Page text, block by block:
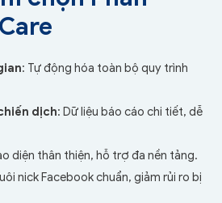
: Tự động hóa toàn bộ quy trình
dịch: Dữ liệu báo cáo chi tiết, dễ
diện thân thiện, hỗ trợ đa nền tảng.
nick Facebook chuẩn, giảm rủi ro bị